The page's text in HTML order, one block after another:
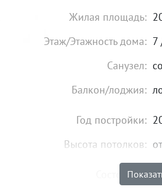
Жилая площадь:
Этаж/Этажность дома: 7
Санузел:
Балкон/лоджия:
Год постройки:
Высота потолков:
Состояние: